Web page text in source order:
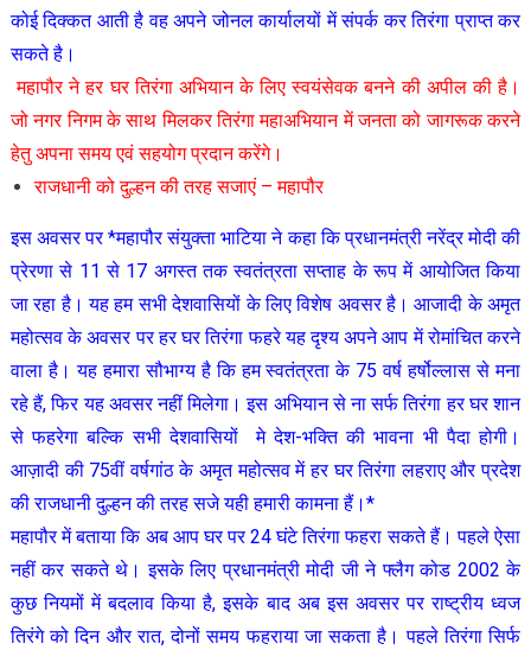
कोई दिक्कत आती है वह अपने जोनल कार्यालयों में संपर्क कर तिरंगा प्राप्त कर
सकते है।
महापौर ने हर घर तिरंगा अभियान के लिए स्वयंसेवक बनने की अपील की है।
जो नगर निगम के साथ मिलकर तिरंगा महाअभियान में जनता को जागरूक करने
हेतु अपना समय एवं सहयोग प्रदान करेंगे।
राजधानी को दुल्हन की तरह सजाएं – महापौर
इस अवसर पर *महापौर संयुक्ता भाटिया ने कहा कि प्रधानमंत्री नरेंद्र मोदी की
प्रेरणा से 11 से 17 अगस्त तक स्वतंत्रता सप्ताह के रूप में आयोजित किया
जा रहा है। यह हम सभी देशवासियों के लिए विशेष अवसर है। आजादी के अमृत
महोत्सव के अवसर पर हर घर तिरंगा फहरे यह दृश्य अपने आप में रोमांचित करने
वाला है। यह हमारा सौभाग्य है कि हम स्वतंत्रता के 75 वर्ष हर्षोल्लास से मना
रहे हैं, फिर यह अवसर नहीं मिलेगा। इस अभियान से ना सर्फ तिरंगा हर घर शान
से फहरेगा बल्कि सभी देशवासियों मे देश-भक्ति की भावना भी पैदा होगी।
आज़ादी की 75वीं वर्षगांठ के अमृत महोत्सव में हर घर तिरंगा लहराए और प्रदेश
की राजधानी दुल्हन की तरह सजे यही हमारी कामना हैं।*
महापौर में बताया कि अब आप घर पर 24 घंटे तिरंगा फहरा सकते हैं। पहले ऐसा
नहीं कर सकते थे। इसके लिए प्रधानमंत्री मोदी जी ने फ्लैग कोड 2002 के
कुछ नियमों में बदलाव किया है, इसके बाद अब इस अवसर पर राष्ट्रीय ध्वज
तिरंगे को दिन और रात, दोनों समय फहराया जा सकता है। पहले तिरंगा सिर्फ